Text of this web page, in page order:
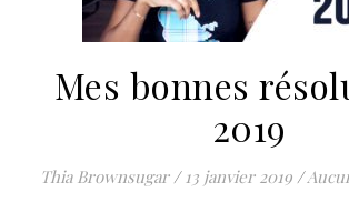
Mes bonnes
2019
Thia Brownsugar / 13 janvier 2019 /